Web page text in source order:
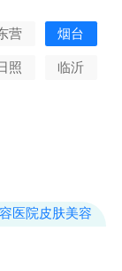
营 烟台
照 临沂
医院皮肤美容